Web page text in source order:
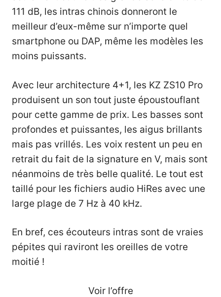
111 dB, les intras chinois donneront le
meilleur d’eux-même sur n’importe quel
smartphone ou DAP, même les modèles les
moins puissants.
Avec leur architecture 4+1, les KZ ZS10 Pro
produisent un son tout juste époustouflant
pour cette gamme de prix. Les basses sont
profondes et puissantes, les aigus brillants
mais pas vrillés. Les voix restent un peu en
retrait du fait de la signature en V, mais sont
néanmoins de très belle qualité. Le tout est
taillé pour les fichiers audio HiRes avec une
large plage de 7 Hz à 40 kHz.
En bref, ces écouteurs intras sont de vraies
pépites qui raviront les oreilles de votre
moitié !
Voir l’offre